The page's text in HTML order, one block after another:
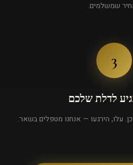
שמשלמים.
3
לדלת שלכם
עלו, הירגעו — אנחנו מטפלים בשאר.